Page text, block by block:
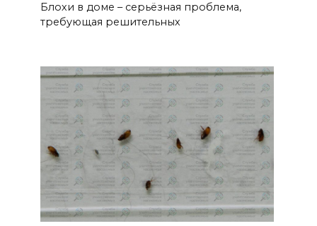
Блохи в доме – серьёзная проблема,
требующая решительных